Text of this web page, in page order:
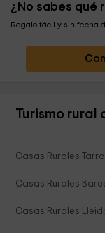
¿No sabes qué
Regalo fácil y sin fecha
Turismo rural
Casas Rurales
Casas Rurales
Casas Rurales